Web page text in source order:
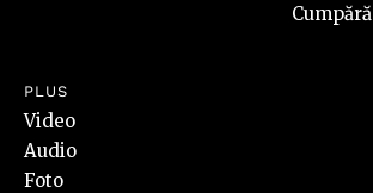
Cumpără
PLUS
Video
Audio
Foto